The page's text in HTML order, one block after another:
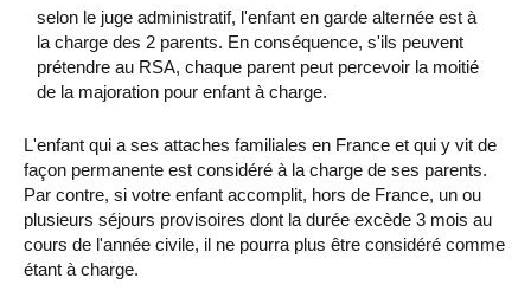
selon le juge administratif, l'enfant en garde alternée est à
la charge des 2 parents. En conséquence, s'ils peuvent
prétendre au RSA, chaque parent peut percevoir la moitié
de la majoration pour enfant à charge.
L'enfant qui a ses attaches familiales en France et qui y vit de
façon permanente est considéré à la charge de ses parents.
Par contre, si votre enfant accomplit, hors de France, un ou
plusieurs séjours provisoires dont la durée excède 3 mois au
cours de l'année civile, il ne pourra plus être considéré comme
étant à charge.